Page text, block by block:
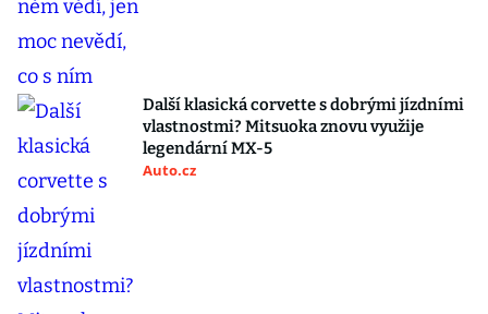
Další klasická corvette s dobrými jízdními
vlastnostmi? Mitsuoka znovu využije
legendární MX-5
Auto.cz